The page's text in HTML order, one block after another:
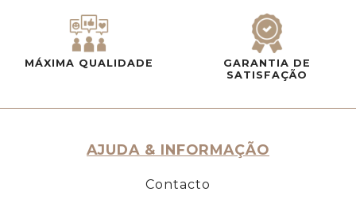
MÁXIMA QUALIDADE
GARANTIA DE
SATISFAÇÃO
AJUDA & INFORMAÇÃO
Contacto